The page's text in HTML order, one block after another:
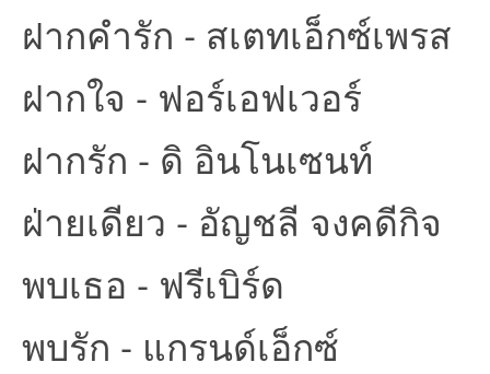
ฝากคำรัก - สเตทเอ็กซ์เพรส
ฝากใจ - ฟอร์เอฟเวอร์
ฝากรัก - ดิ อินโนเซนท์
ฝ่ายเดียว - อัญชลี จงคดีกิจ
พบเธอ - ฟรีเบิร์ด
พบรัก - แกรนด์เอ็กซ์